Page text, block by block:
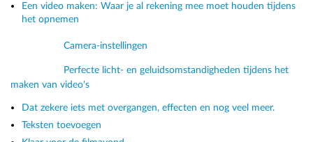
Een video maken: Waar je al rekening mee moet houden tijdens
het opnemen
Camera-instellingen
Perfecte licht- en geluidsomstandigheden tijdens het
maken van video's
Dat zekere iets met overgangen, effecten en nog veel meer.
Teksten toevoegen